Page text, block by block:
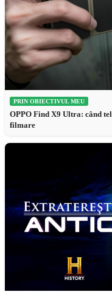
PRIN OBIECTIVUL MEU
OPPO Find X9 Ultra: când
filmare